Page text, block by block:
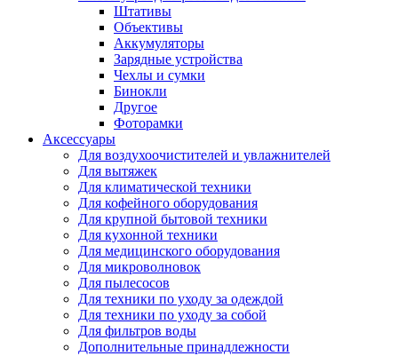
Моноподы
Пленки для планшетов
Прочие аксессуары для телефонов
Стилусы
Трекеры
Чехлы для планшетов
Чехлы для смартфонов
Аксессуары для смарт-часов
Аксессуары к планшетам для рисования
Офис
Принтеры лазерные
Принтеры струйные
Принтеры матричные
Мфу лазерные
Мфу струйные
Мфу светодиодные
Портативные принтеры
Принтеры для печати наклеек
Копировальные аппараты
Сканеры
Плоттеры
Ламинаторы
Штативы
Объективы
Аккумуляторы
Зарядные устройства
Чехлы и сумки
Бинокли
Другое
Фоторамки
Аксессуары
Для воздухоочистителей и увлажнителей
Для вытяжек
Для климатической техники
Для кофейного оборудования
Для крупной бытовой техники
Для кухонной техники
Для медицинского оборудования
Для микроволновок
Для пылесосов
Для техники по уходу за одеждой
Для техники по уходу за собой
Для фильтров воды
Дополнительные принадлежности